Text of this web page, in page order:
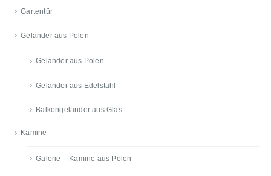
Gartentür
Geländer aus Polen
Geländer aus Polen
Geländer aus Edelstahl
Balkongeländer aus Glas
Kamine
Galerie – Kamine aus Polen